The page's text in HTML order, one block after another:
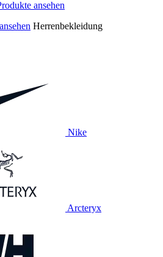
Herrenbekleidung
Nike
Arcteryx